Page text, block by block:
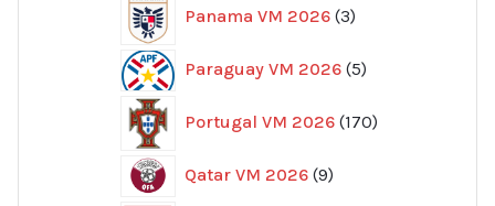
Panama VM 2026 3
produkter
Paraguay VM 2026 55
Portugal VM 2026 170
produkter
Qatar VM 2026 99